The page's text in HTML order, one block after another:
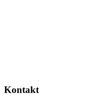
Kontakt